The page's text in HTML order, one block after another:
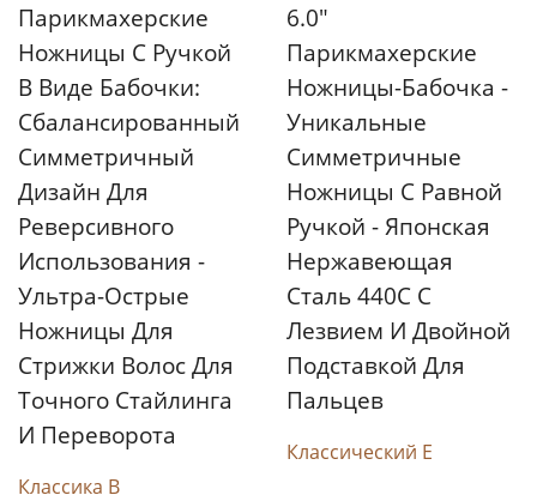
Парикмахерские
Ножницы С Ручкой
В Виде Бабочки:
Сбалансированный
Симметричный
Дизайн Для
Реверсивного
Использования -
Ультра-Острые
Ножницы Для
Стрижки Волос Для
Точного Стайлинга
И Переворота
Классика B
6.0"
Парикмахерские
Ножницы-Бабочка -
Уникальные
Симметричные
Ножницы С Равной
Ручкой - Японская
Нержавеющая
Сталь 440C С
Лезвием И Двойной
Подставкой Для
Пальцев
Классический E